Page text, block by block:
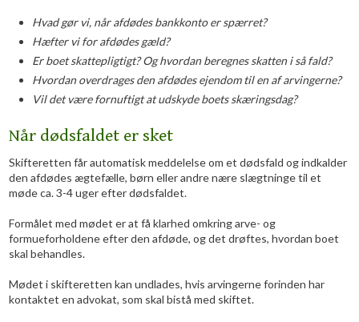
Hvad gør vi, når afdødes bankkonto er spærret?
Hæfter vi for afdødes gæld?
Er boet skattepligtigt? Og hvordan beregnes skatten i så fald?
Hvordan overdrages den afdødes ejendom til en af arvingerne?
Vil det være fornuftigt at udskyde boets skæringsdag?
Når dødsfaldet er sket
Skifteretten får automatisk meddelelse om et dødsfald og indkalder
den afdødes ægtefælle, børn eller andre nære slægtninge til et
møde ca. 3-4 uger efter dødsfaldet.
Formålet med mødet er at få klarhed omkring arve- og
formueforholdene efter den afdøde, og det drøftes, hvordan boet
skal behandles.
Mødet i skifteretten kan undlades, hvis arvingerne forinden har
kontaktet en advokat, som skal bistå med skiftet.